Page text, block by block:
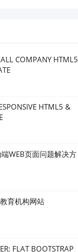
COMPANY HTML5
HTML5 &
WEB页面问题解决方
育机构网站
FLAT BOOTSTRAP